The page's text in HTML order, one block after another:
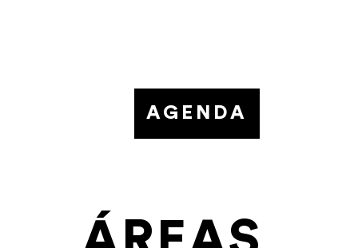
AGENDA